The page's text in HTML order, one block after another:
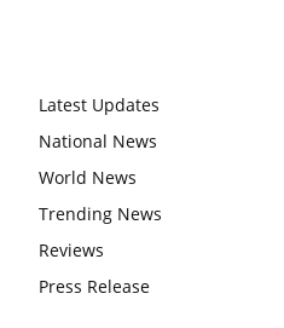
Latest Updates
National News
World News
Trending News
Reviews
Press Release